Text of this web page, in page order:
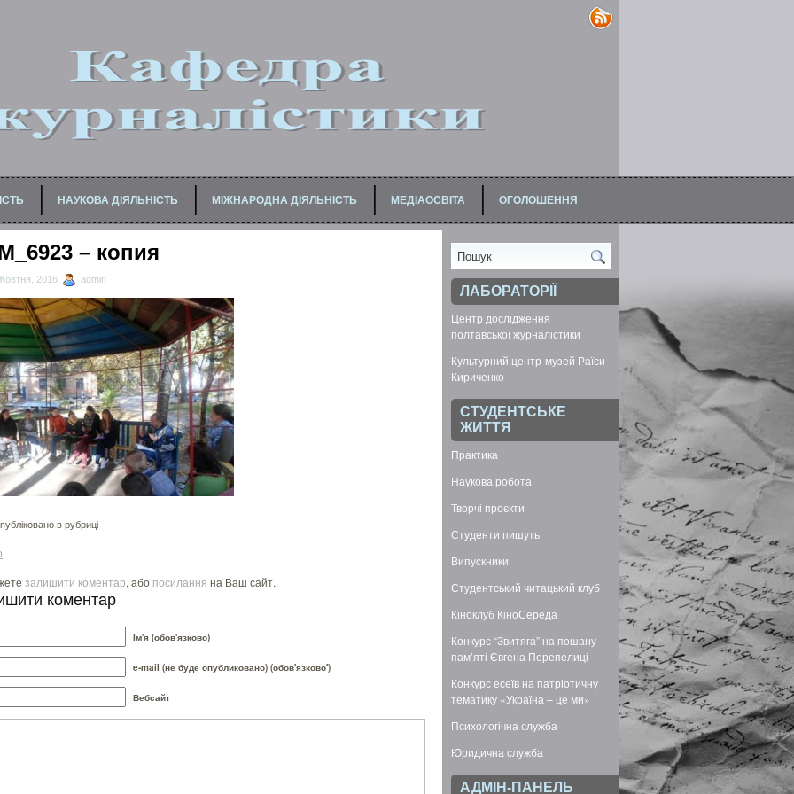
/ СПЕЦІАЛІСТІВ ДЛЯ МЕДІАФАХІВЦІВ ДЛЯ ПЕДАГОГІЧНИХ ПРАЦІВНИКІВ
НАУКОВА ДІЯЛЬНІСТЬ МІЖНАРОДНА ДІЯЛЬНІСТЬ МЕДІАОСВІТА ОГОЛОШЕННЯ
– копия
2016 admin
в рубриці
залишити коментар, або посилання на Ваш сайт.
коментар
Ім'я (обов'язково)
e-mail (не буде опубликовано) (обов'язково')
Вебсайт
ЛАБОРАТОРІЇ
Центр дослідження
полтавської журналістики
Культурний центр-музей Раїси
Кириченко
СТУДЕНТСЬКЕ
ЖИТТЯ
Практика
Наукова робота
Творчі проєкти
Студенти пишуть
Випускники
Студентський читацький клуб
Кіноклуб КіноСереда
Конкурс “Звитяга” на пошану
пам’яті Євгена Перепелиці
Конкурс есеїв на патріотичну
тематику «Україна – це ми»
Психологічна служба
Юридична служба
АДМІН-ПАНЕЛЬ